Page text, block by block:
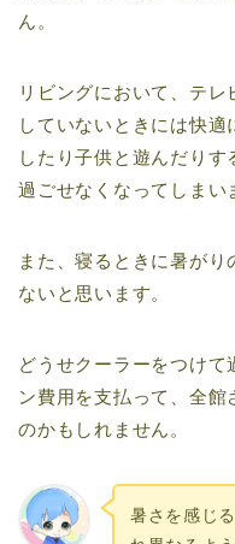
ん。
リビングにおいて、テ
していないときには快
したり子供と遊んだり
過ごせなくなってしまい
また、寝るときに暑が
ないと思います。
どうせクーラーをつけて
ン費用を支払って、全
のかもしれません。
暑さを感じ